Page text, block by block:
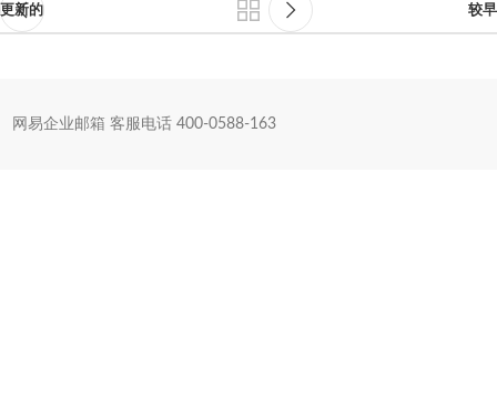
更新的 较早
网易企业邮箱 客服电话 400-0588-163